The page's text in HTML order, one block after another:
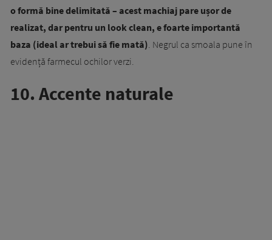
o formă bine delimitată – acest machiaj pare ușor de
realizat, dar pentru un look clean, e foarte importantă
baza (ideal ar trebui să fie mată). Negrul ca smoala pune în
evidență farmecul ochilor verzi.
10. Accente naturale